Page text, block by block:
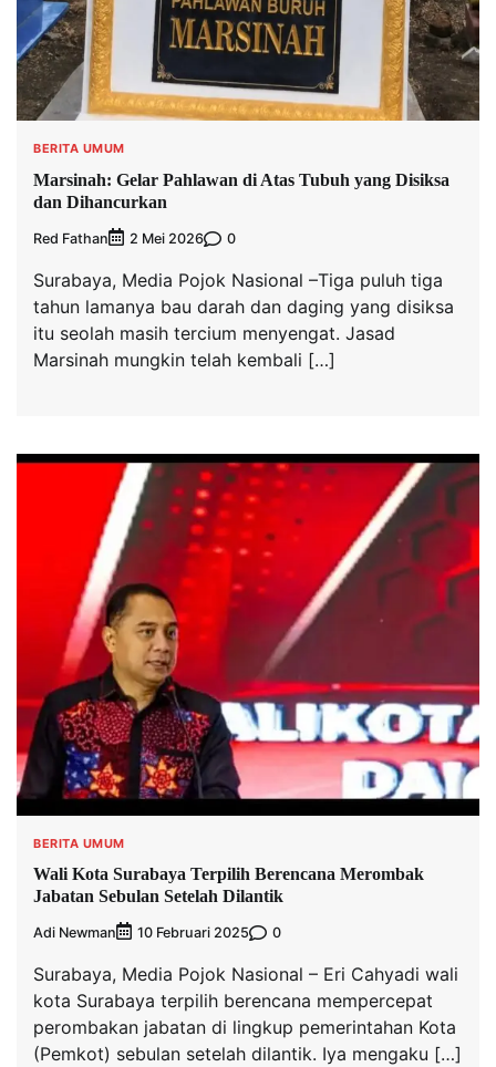
BERITA UMUM
Marsinah: Gelar Pahlawan di Atas Tubuh yang Disiksa
dan Dihancurkan
Red Fathan 2 Mei 2026 0
Surabaya, Media Pojok Nasional –Tiga puluh tiga
tahun lamanya bau darah dan daging yang disiksa
itu seolah masih tercium menyengat. Jasad
Marsinah mungkin telah kembali […]
BERITA UMUM
Wali Kota Surabaya Terpilih Berencana Merombak
Jabatan Sebulan Setelah Dilantik
Adi Newman 10 Februari 2025 0
Surabaya, Media Pojok Nasional – Eri Cahyadi wali
kota Surabaya terpilih berencana mempercepat
perombakan jabatan di lingkup pemerintahan Kota
(Pemkot) sebulan setelah dilantik. Iya mengaku […]